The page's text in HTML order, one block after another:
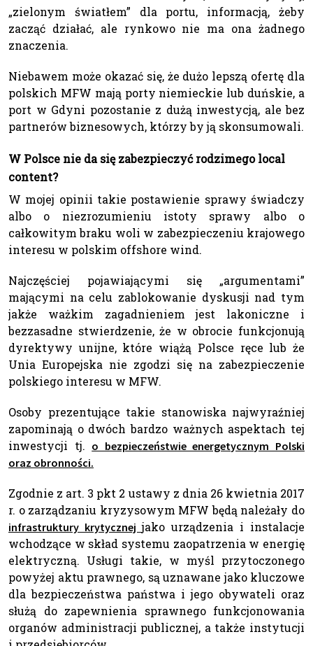
„zielonym światłem” dla portu, informacją, żeby
zacząć działać, ale rynkowo nie ma ona żadnego
znaczenia.
Niebawem może okazać się, że dużo lepszą ofertę dla
polskich MFW mają porty niemieckie lub duńskie, a
port w Gdyni pozostanie z dużą inwestycją, ale bez
partnerów biznesowych, którzy by ją skonsumowali.
W Polsce nie da się zabezpieczyć rodzimego local
content?
W mojej opinii takie postawienie sprawy świadczy
albo o niezrozumieniu istoty sprawy albo o
całkowitym braku woli w zabezpieczeniu krajowego
interesu w polskim offshore wind.
Najczęściej pojawiającymi się „argumentami”
mającymi na celu zablokowanie dyskusji nad tym
jakże ważkim zagadnieniem jest lakoniczne i
bezzasadne stwierdzenie, że w obrocie funkcjonują
dyrektywy unijne, które wiążą Polsce ręce lub że
Unia Europejska nie zgodzi się na zabezpieczenie
polskiego interesu w MFW.
Osoby prezentujące takie stanowiska najwyraźniej
zapominają o dwóch bardzo ważnych aspektach tej
inwestycji tj. o bezpieczeństwie energetycznym Polski
oraz obronności.
Zgodnie z art. 3 pkt 2 ustawy z dnia 26 kwietnia 2017
r. o zarządzaniu kryzysowym MFW będą należały do
infrastruktury krytycznejjako urządzenia i instalacje
wchodzące w skład systemu zaopatrzenia w energię
elektryczną. Usługi takie, w myśl przytoczonego
powyżej aktu prawnego, są uznawane jako kluczowe
dla bezpieczeństwa państwa i jego obywateli oraz
służą do zapewnienia sprawnego funkcjonowania
organów administracji publicznej, a także instytucji